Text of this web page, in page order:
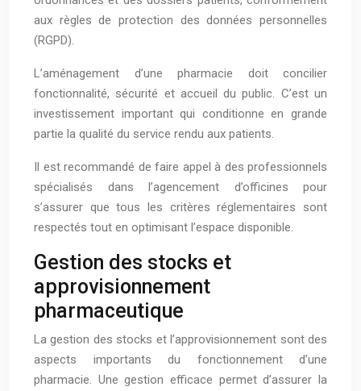
aux règles de protection des données personnelles
(RGPD).
L’aménagement d’une pharmacie doit concilier
fonctionnalité, sécurité et accueil du public. C’est un
investissement important qui conditionne en grande
partie la qualité du service rendu aux patients.
Il est recommandé de faire appel à des professionnels
spécialisés dans l’agencement d’officines pour
s’assurer que tous les critères réglementaires sont
respectés tout en optimisant l’espace disponible.
Gestion des stocks et
approvisionnement
pharmaceutique
La gestion des stocks et l’approvisionnement sont des
aspects importants du fonctionnement d’une
pharmacie. Une gestion efficace permet d’assurer la